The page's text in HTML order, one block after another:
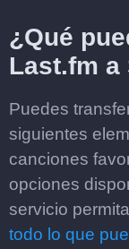
¿Qué
Last.fm a
Puedes
siguientes
canciones
opciones
servicio
todo lo que